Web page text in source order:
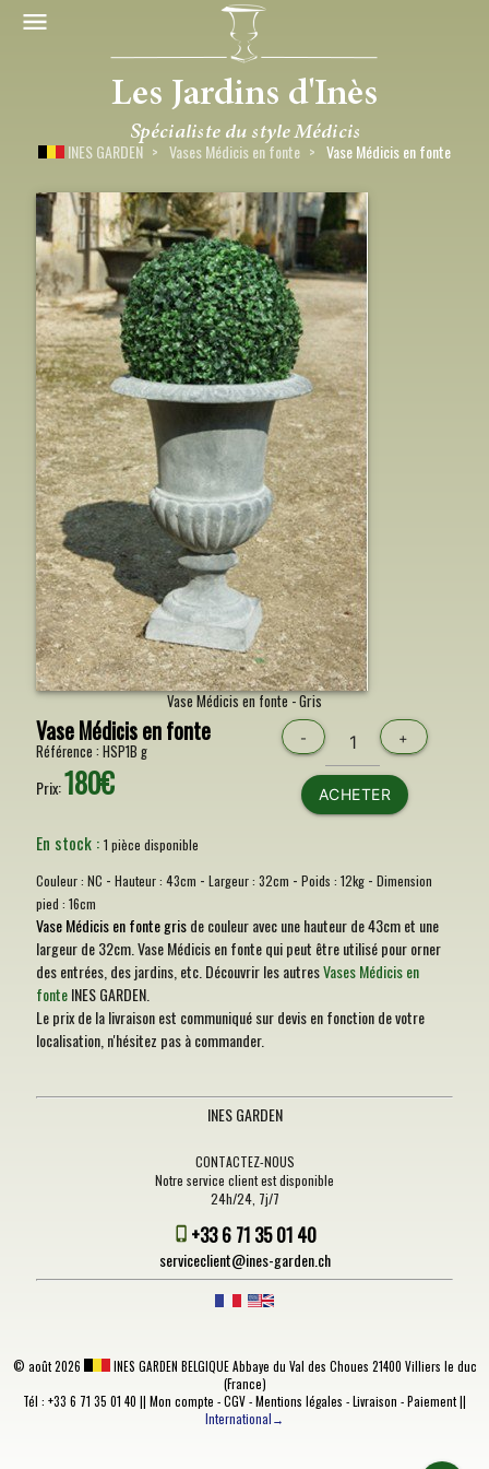
INES GARDEN Vases Médicis en fonte Vase Médicis en fonte
Vase Médicis en fonte - Gris
Vase Médicis en fonte
Référence : HSP1B g
Prix:180€
- +
ACHETER
En stock : 1 pièce disponible
Couleur : NC - Hauteur : 43cm - Largeur : 32cm - Poids : 12kg- Dimension
pied : 16cm
Vase Médicis en fonte grisde couleur avec une hauteur de 43cm et une
largeur de 32cm. Vase Médicis en fonte qui peut être utilisé pour orner
des entrées, des jardins, etc. Découvrir les autresVases Médicis en
fonteINES GARDEN.
Le prix de la livraison est communiqué sur devis en fonction de votre
localisation, n'hésitez pas à commander.
INES GARDEN
CONTACTEZ-NOUS
Notre service client est disponible
24h/24, 7j/7
+33 6 71 35 01 40
serviceclient@ines-garden.ch
© août 2026 INES GARDEN BELGIQUEAbbaye du Val des Choues 21400 Villiers le duc
(France)
Tél : +33 6 71 35 01 40 || Mon compte -CGV-Mentions légales -Livraison -Paiement||
International→